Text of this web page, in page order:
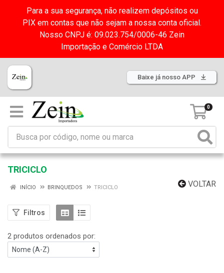
Para a sua segurança, não realizem depósitos ou
PIX em contas que não sejam a nossa conta oficial.
Nosso CNPJ é: 09.023.754/0006-46 Zein
Importação e Comércio LTDA
Baixe já nosso APP
0
TRICICLO
VOLTAR
INÍCIO BRINQUEDOS TRICICLO
Filtros
2 produtos ordenados por: